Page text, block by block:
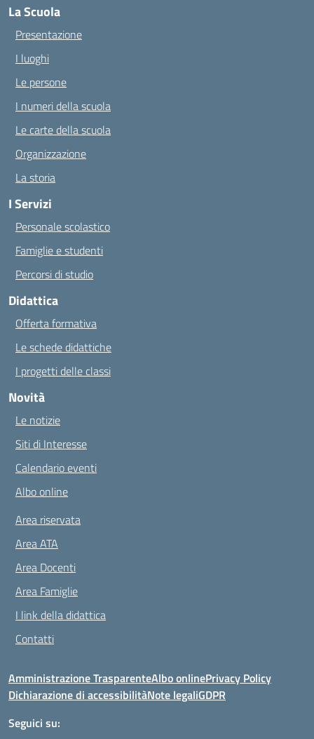
La Scuola
Presentazione
I luoghi
Le persone
I numeri della scuola
Le carte della scuola
Organizzazione
La storia
I Servizi
Personale scolastico
Famiglie e studenti
Percorsi di studio
Didattica
Offerta formativa
Le schede didattiche
I progetti delle classi
Novità
Le notizie
Siti di Interesse
Calendario eventi
Albo online
Area riservata
Area ATA
Area Docenti
Area Famiglie
I link della didattica
Contatti
Amministrazione TrasparenteAlbo onlinePrivacy Policy
Dichiarazione di accessibilitàNote legaliGDPR
Seguici su: